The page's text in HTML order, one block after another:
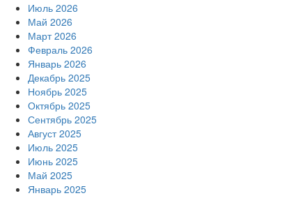
Июль 2026
Май 2026
Март 2026
Февраль 2026
Январь 2026
Декабрь 2025
Ноябрь 2025
Октябрь 2025
Сентябрь 2025
Август 2025
Июль 2025
Июнь 2025
Май 2025
Январь 2025